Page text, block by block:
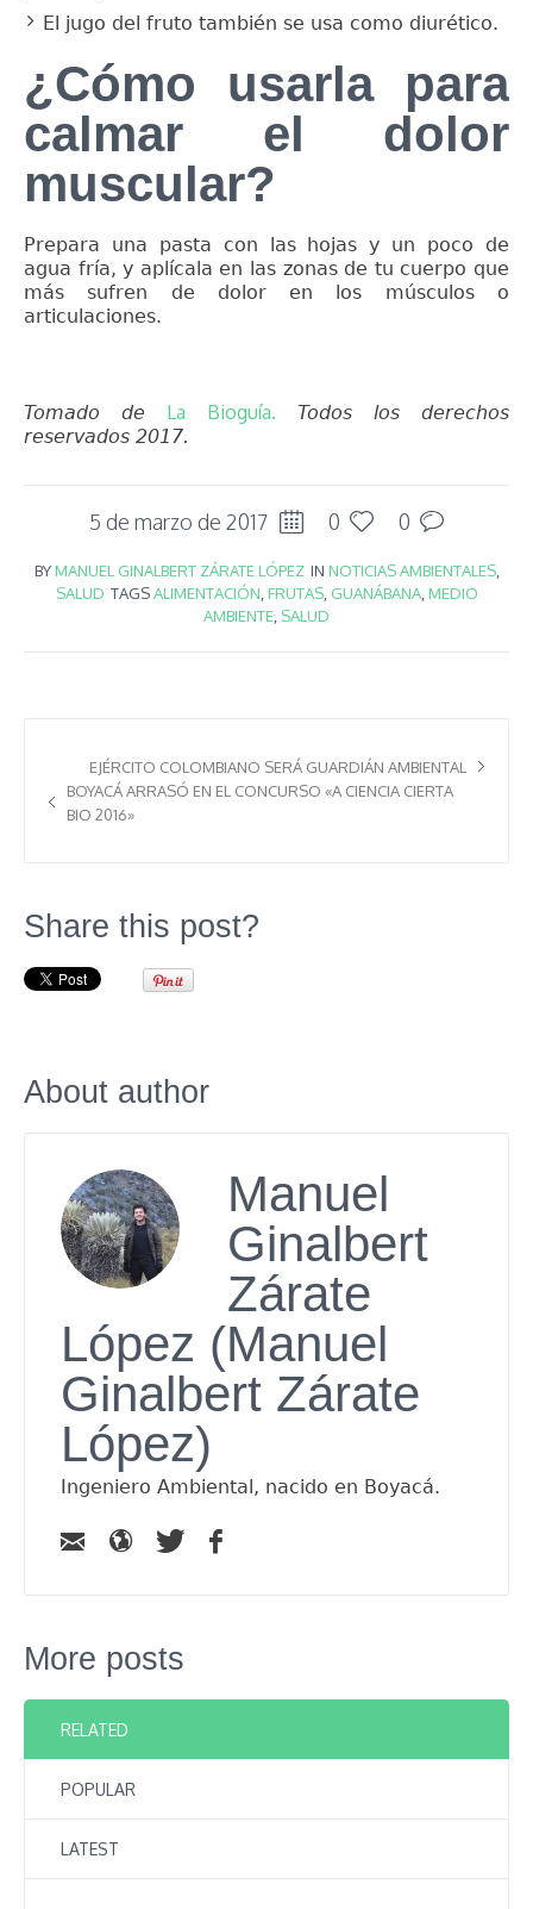
El jugo del fruto también se usa como diurético.
¿Cómo usarla para
calmar el dolor
muscular?
Prepara una pasta con las hojas y un poco de
agua fría, y aplícala en las zonas de tu cuerpo que
más sufren de dolor en los músculos o
articulaciones.
Tomado de La Bioguía. Todos los derechos
reservados 2017.
5 de marzo de 2017 0 0
BYMANUEL GINALBERT ZÁRATE LÓPEZ IN NOTICIAS AMBIENTALES,
SALUD TAGSALIMENTACIÓN FRUTAS, GUANÁBANA, MEDIO
AMBIENTE SALUD
EJÉRCITO COLOMBIANO SERÁ GUARDIÁN AMBIENTAL
BOYACÁ ARRASÓ EN EL CONCURSO «A CIENCIA CIERTA
BIO 2016»
Share this post?
About author
Manuel
Ginalbert
Zárate
López (Manuel
Ginalbert Zárate
López)
Ingeniero Ambiental, nacido en Boyacá.
More posts
RELATED
POPULAR
LATEST